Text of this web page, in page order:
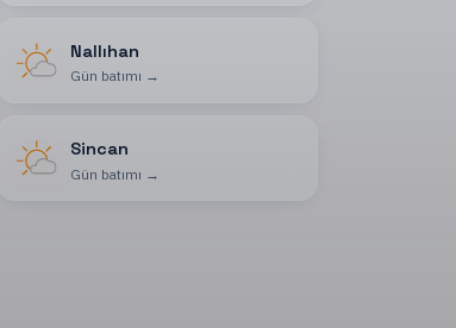
Nallıhan
Gün batımı →
Sincan
Gün batımı →